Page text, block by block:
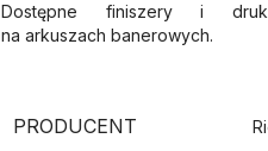
Dostępne finiszery i druk
na arkuszach banerowych.
PRODUCENT